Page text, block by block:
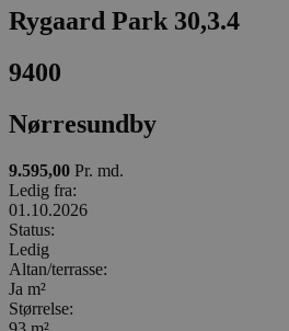
Rygaard Park 30,3.4
9400
Nørresundby
9.595,00 Pr. md.
Ledig fra:
01.10.2026
Status:
Ledig
Altan/terrasse:
Ja m²
Størrelse: